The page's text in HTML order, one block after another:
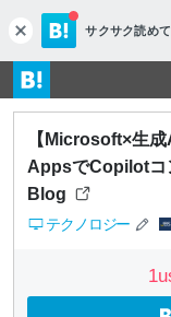
c
l
o
s
e
サクサク読めて
【Microsoft×生
AppsでCopilotコ
Blog
テクノロジー
1